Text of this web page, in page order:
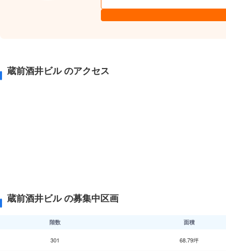
蔵前酒井ビル のアクセス
蔵前酒井ビル の募集中区画
階数 面積
301 68.79坪